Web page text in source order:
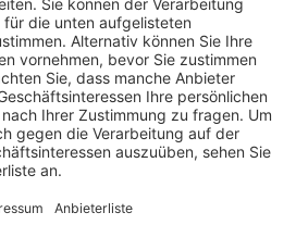
musste sie nach dem
15.08.2020 21:20